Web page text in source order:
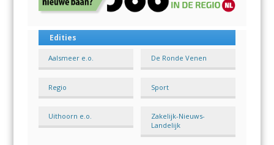
Edities
Aalsmeer e.o. De Ronde Venen
Regio Sport
Uithoorn e.o.
Zakelijk-Nieuws-
Landelijk